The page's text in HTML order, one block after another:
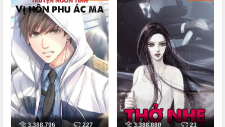
3,388,796 227 3,388,880 21